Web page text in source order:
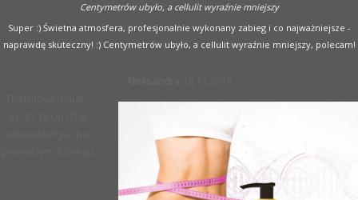
Centymetrów ubyło, a cellulit wyraźnie mniejszy
Super :) Świetna atmosfera, profesjonalnie wykonany zabieg i co najważniejsze -
naprawdę skuteczny! :) Centymetrów ubyło, a cellulit wyraźnie mniejszy, polecam!